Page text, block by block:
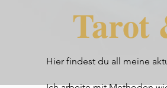
Tarot
Hier findest du all meine